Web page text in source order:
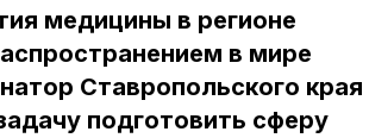
медицины в регионе
в мире
Ставропольского края
подготовить сферу